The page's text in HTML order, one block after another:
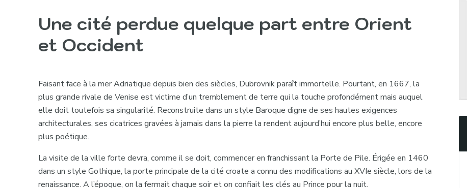
Une cité perdue quelque part entre Orient
et Occident
Faisant face à la mer Adriatique depuis bien des siècles, Dubrovnik paraît immortelle. Pourtant, en 1667, la
plus grande rivale de Venise est victime d’un tremblement de terre qui la touche profondément mais auquel
elle doit toutefois sa singularité. Reconstruite dans un style Baroque digne de ses hautes exigences
architecturales, ses cicatrices gravées à jamais dans la pierre la rendent aujourd’hui encore plus belle, encore
plus poétique.
La visite de la ville forte devra, comme il se doit, commencer en franchissant la Porte de Pile. Érigée en 1460
dans un style Gothique, la porte principale de la cité croate a connu des modifications au XVIe siècle, lors de la
renaissance. A l’époque, on la fermait chaque soir et on confiait les clés au Prince pour la nuit.